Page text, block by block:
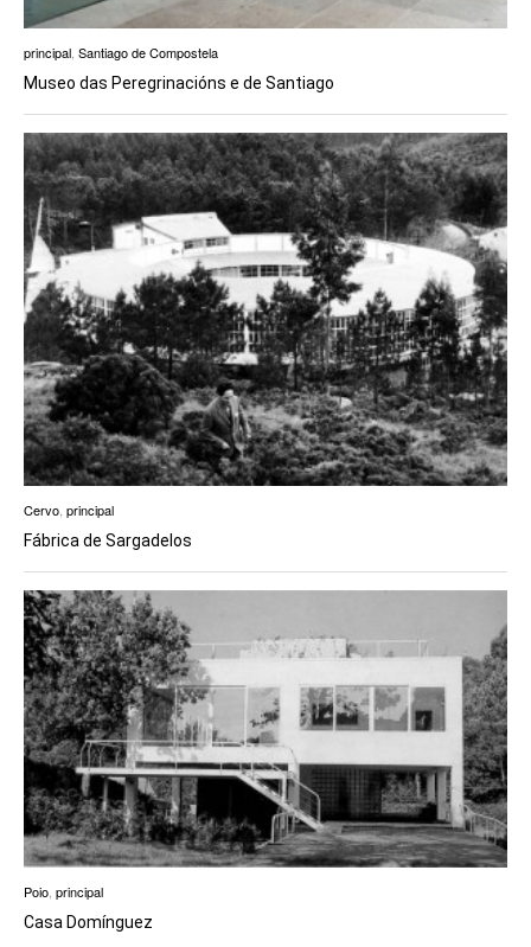
principal Santiago de Compostela
Museo das Peregrinacións e de Santiago
Cervo principal
Fábrica de Sargadelos
Poio principal
Casa Domínguez